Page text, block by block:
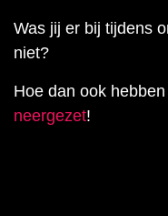
Was jij er bij tijdens
niet?
Hoe dan ook hebben
neergezet!